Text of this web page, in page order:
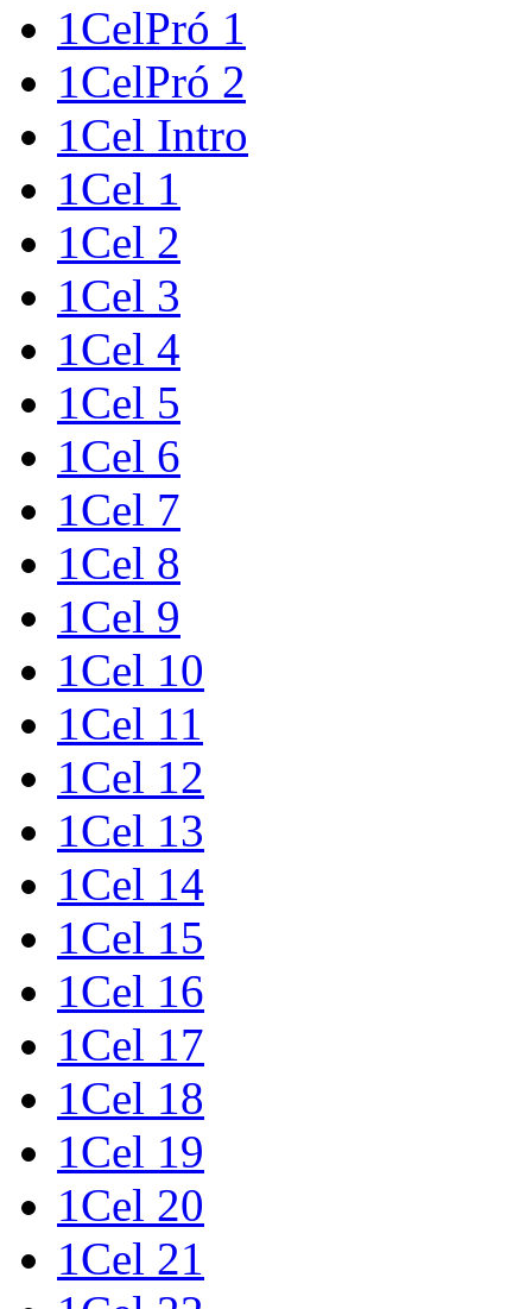
1CelPró 1
1CelPró 2
1Cel Intro
1Cel 1
1Cel 2
1Cel 3
1Cel 4
1Cel 5
1Cel 6
1Cel 7
1Cel 8
1Cel 9
1Cel 10
1Cel 11
1Cel 12
1Cel 13
1Cel 14
1Cel 15
1Cel 16
1Cel 17
1Cel 18
1Cel 19
1Cel 20
1Cel 21